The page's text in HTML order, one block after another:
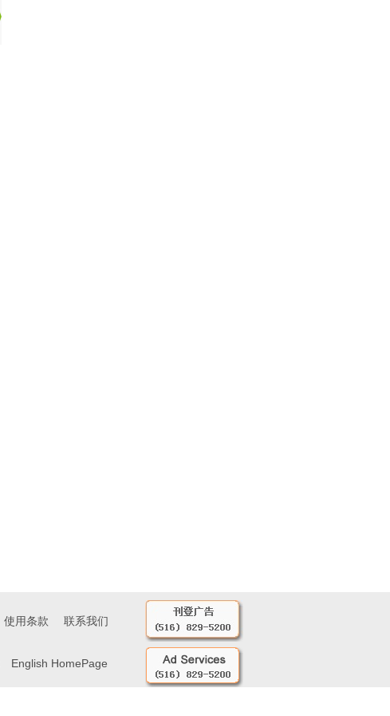
使用条款 联系我们
English HomePage